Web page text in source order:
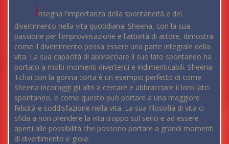
Insegna l'importanza della spontaneità e del
divertimento nella vita quotidiana. Sheena, con la sua
passione per l'improvvisazione e l'attività di attore, dimostra
come il divertimento possa essere una parte integrale della
vita. La sua capacità di abbracciare il suo lato spontaneo ha
portato a molti momenti divertenti e indimenticabili. Sheena
Tchai con la gonna corta è un esempio perfetto di come
Sheena incoraggi gli altri a cercare e abbracciare il loro lato
spontaneo, e come questo può portare a una maggiore
felicità e soddisfazione nella vita. La sua filosofia di vita ci
sfida a non prendere la vita troppo sul serio e ad essere
aperti alle possibilità che possono portare a grandi momenti
di divertimento e gioia.